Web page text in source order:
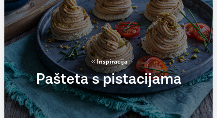
Inspiracija
Pašteta s pistacijama